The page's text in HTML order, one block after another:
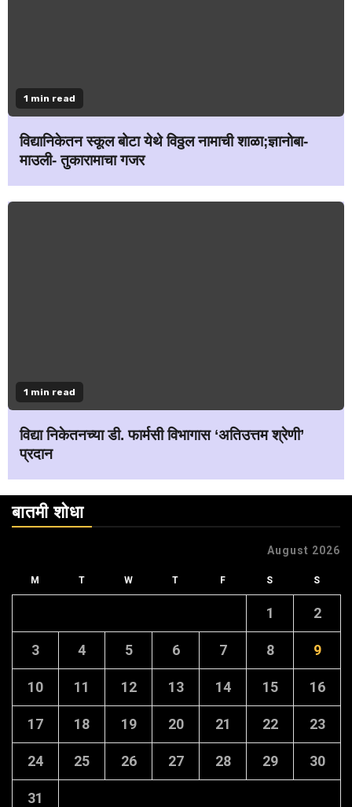
1 min read
विद्यानिकेतन स्कूल बोटा येथे विठ्ठल नामाची शाळा;ज्ञानोबा-
माउली- तुकारामाचा गजर
1 min read
विद्या निकेतनच्या डी. फार्मसी विभागास ‘अतिउत्तम श्रेणी’
प्रदान
बातमी शोधा
August 2026
M T W T F S S
1 2
3 4 5 6 7 8 9
10 11 12 13 14 15 16
17 18 19 20 21 22 23
24 25 26 27 28 29 30
31